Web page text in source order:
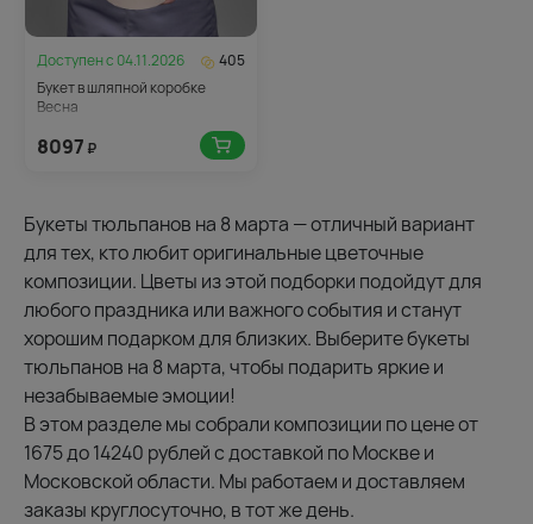
Доступен с 04.11.2026
405
Букет в шляпной коробке
Весна
8097 ₽
Букеты тюльпанов на 8 марта — отличный вариант
для тех, кто любит оригинальные цветочные
композиции. Цветы из этой подборки подойдут для
любого праздника или важного события и станут
хорошим подарком для близких. Выберите букеты
тюльпанов на 8 марта, чтобы подарить яркие и
незабываемые эмоции!
В этом разделе мы собрали композиции по цене от
1675 до 14240 рублей с доставкой по Москве и
Московской области. Мы работаем и доставляем
заказы круглосуточно, в тот же день.